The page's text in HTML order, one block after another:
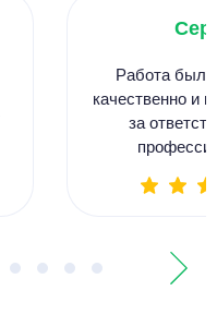
Работа
качественно и
за